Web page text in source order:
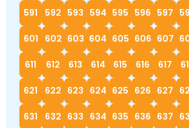
591 592 593 594 595 596 597
601 602 603 604 605 606 607
611 612 613 614 615 616 617
621 622 623 624 625 626 627
631 632 633 634 635 636 637